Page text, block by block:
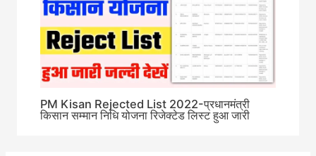
PM Kisan Rejected List 2022-प्रधानमंत्री
किसान सम्मान निधि योजना रिजेक्टेड लिस्ट हुआ जारी